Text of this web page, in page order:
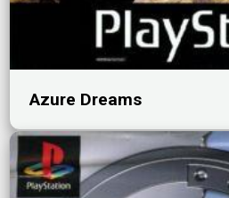
Azure Dreams